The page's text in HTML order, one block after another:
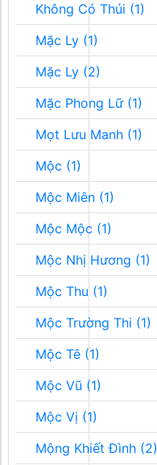
Không Có Thúi (1)
Mặc Ly (1)
Mặc Ly (2)
Mặc Phong Lữ (1)
Mọt Lưu Manh (1)
Mộc (1)
Mộc Miên (1)
Mộc Mộc (1)
Mộc Nhị Hương (1)
Mộc Thu (1)
Mộc Trường Thi (1)
Mộc Tê (1)
Mộc Vũ (1)
Mộc Vị (1)
Mộng Khiết Đình (2)